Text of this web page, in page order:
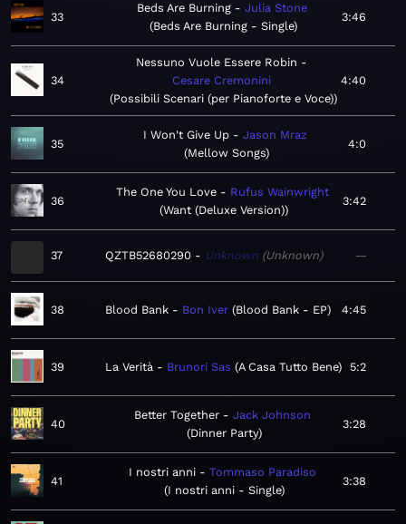
33
Beds Are Burning
Julia Stone
Beds Are Burning - Single
3:46
34
Nessuno Vuole Essere Robin
Cesare Cremonini
Possibili Scenari (per Pianoforte e Voce)
4:40
35
I Won't Give Up
Jason Mraz
Mellow Songs
4:0
36
The One You Love
Rufus Wainwright
Want (Deluxe Version)
3:42
37 QZTB52680290 Unknown Unknown —
38 Blood Bank Bon Iver Blood Bank - EP 4:45
39 La Verità Brunori Sas A Casa Tutto Bene 5:2
40
Better Together
Jack Johnson
Dinner Party
3:28
41
I nostri anni
Tommaso Paradiso
I nostri anni - Single
3:38